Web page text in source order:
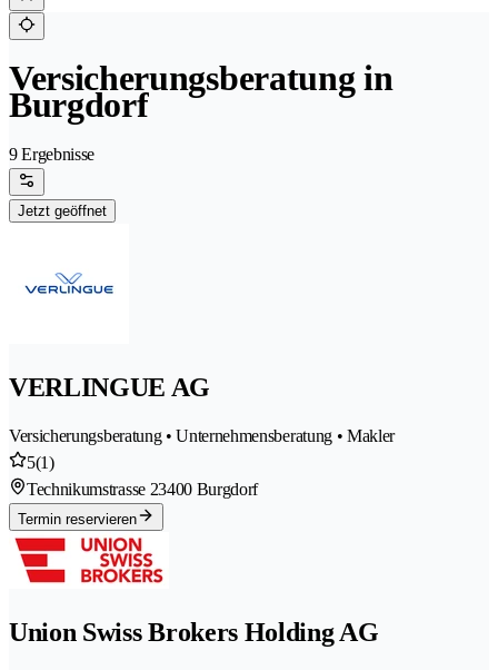
Versicherungsberatung in
Burgdorf
9 Ergebnisse
Jetzt geöffnet
VERLINGUE AG
Versicherungsberatung • Unternehmensberatung • Makler
5(1)
Technikumstrasse 23400 Burgdorf
Termin reservieren
Union Swiss Brokers Holding AG